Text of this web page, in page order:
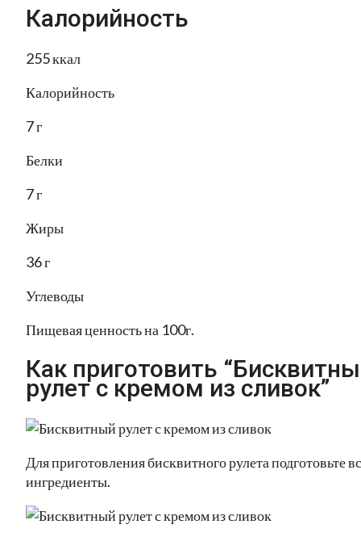
Калорийность
255 ккал
Калорийность
7 г
Белки
7 г
Жиры
36 г
Углеводы
Пищевая ценность на 100г.
Как приготовить
рулет с кремом из сливок”
Для приготовления бисквитного рулета подготовьте
ингредиенты.